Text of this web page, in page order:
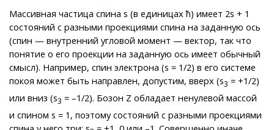
Массивная частица спина s (в единицах ћ) имеет 2s + 1
состояний с разными проекциями спина на заданную ось
(спин — внутренний угловой момент — вектор, так что
понятие о его проекции на заданную ось имеет обычный
смысл). Например, спин электрона (s = 1/2) в его системе
покоя может быть направлен, допустим, вверх (s3 = +1/2)
или вниз (s3 = –1/2). Бозон Z обладает ненулевой массой
и спином s = 1, поэтому состояний с разными проекциями